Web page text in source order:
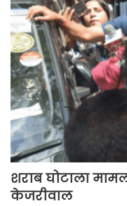
शराब घोटाला
केजरीवाल